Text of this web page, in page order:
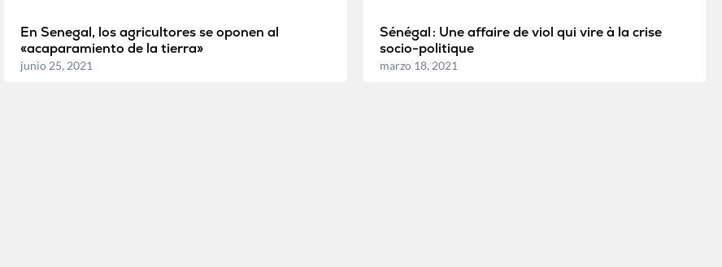
En Senegal, los agricultores se oponen al
«acaparamiento de la tierra»
junio 25, 2021
Sénégal : Une affaire de viol qui vire à la crise
socio-politique
marzo 18, 2021